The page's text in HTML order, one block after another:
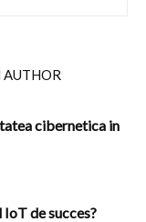
AUTHOR
cibernetica in
de succes?